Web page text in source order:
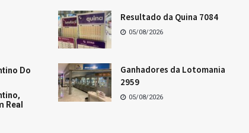
Os dez últimos resultados da Quina
Os dez últimos resultados da Lotofácil
Os dez últimos resultados da Mega-Sena
+Acessados
Fases da Lua hoje
Conquiste o homem de áries
Como conquistar a mulher de Áries